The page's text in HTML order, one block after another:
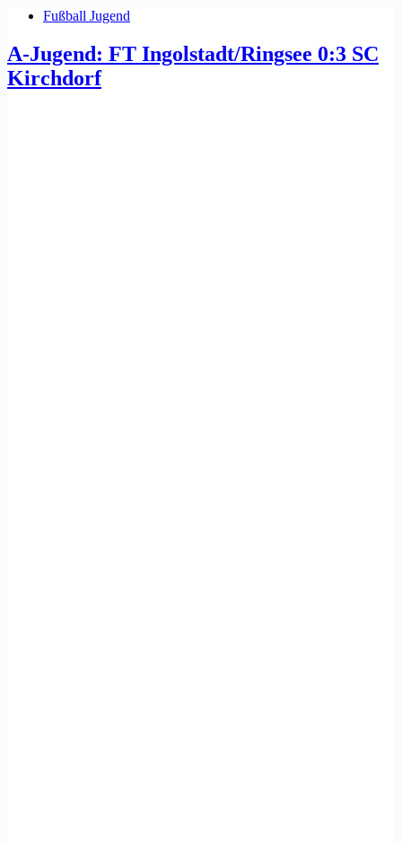
Fußball Jugend
A-Jugend: FT Ingolstadt/Ringsee 0:3 SC
Kirchdorf